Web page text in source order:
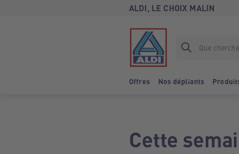
ALDI, LE CHOIX MALIN
Offres Nos dépliants
Cette